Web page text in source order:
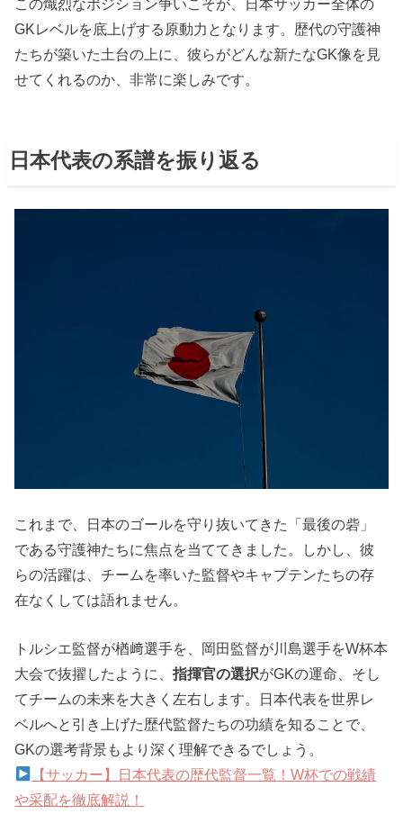
この熾烈なポジション争いこそが、日本サッカー全体の
GKレベルを底上げする原動力となります。歴代の守護神
たちが築いた土台の上に、彼らがどんな新たなGK像を見
せてくれるのか、非常に楽しみです。
日本代表の系譜を振り返る
これまで、日本のゴールを守り抜いてきた「最後の砦」
である守護神たちに焦点を当ててきました。しかし、彼
らの活躍は、チームを率いた監督やキャプテンたちの存
在なくしては語れません。
トルシエ監督が楢﨑選手を、岡田監督が川島選手をW杯本
大会で抜擢したように、指揮官の選択がGKの運命、そし
てチームの未来を大きく左右します。日本代表を世界レ
ベルへと引き上げた歴代監督たちの功績を知ることで、
GKの選考背景もより深く理解できるでしょう。
【サッカー】日本代表の歴代監督一覧！W杯での戦績
や采配を徹底解説！